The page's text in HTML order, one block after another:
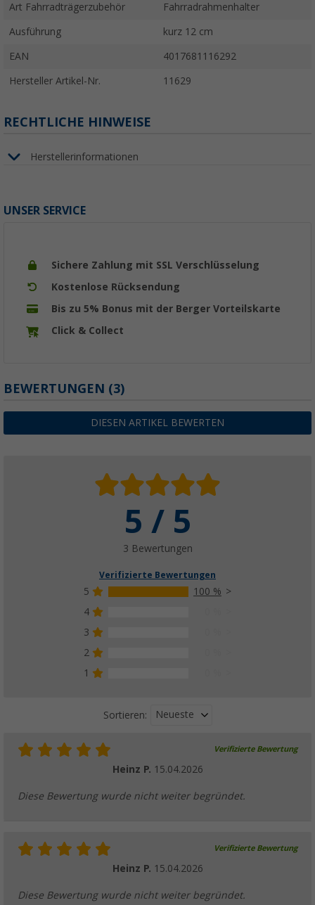
Art Fahrradträgerzubehör Fahrradrahmenhalter
Ausführung kurz 12 cm
EAN 4017681116292
Hersteller Artikel-Nr. 11629
RECHTLICHE HINWEISE
Herstellerinformationen
UNSER SERVICE
Sichere Zahlung mit SSL Verschlüsselung
Kostenlose Rücksendung
Bis zu 5% Bonus mit der Berger Vorteilskarte
Click & Collect
BEWERTUNGEN (3)
DIESEN ARTIKEL BEWERTEN
5 / 5
3 Bewertungen
Verifizierte Bewertungen
5
100 %
4
3
2
1
Sortieren: Neueste
Verifizierte Bewertung
Heinz P. 15.04.2026
Diese Bewertung wurde nicht weiter begründet.
Verifizierte Bewertung
Heinz P. 15.04.2026
Diese Bewertung wurde nicht weiter begründet.